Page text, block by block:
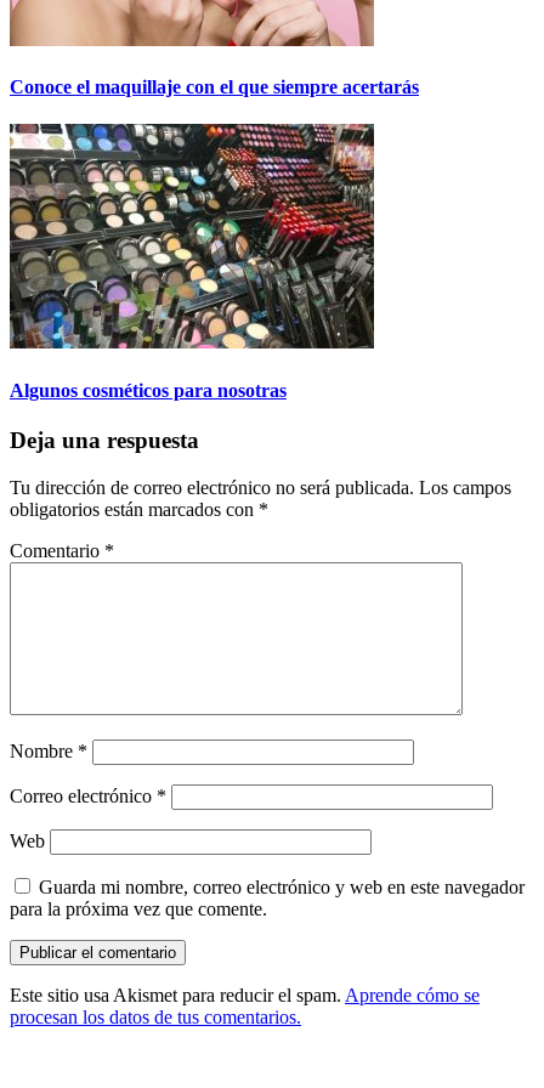
Conoce el maquillaje con el que siempre acertarás
Algunos cosméticos para nosotras
Deja una respuesta
Tu dirección de correo electrónico no será publicada. Los campos
obligatorios están marcados con *
Comentario *
Nombre *
Correo electrónico *
Web
Guarda mi nombre, correo electrónico y web en este navegador
para la próxima vez que comente.
Este sitio usa Akismet para reducir el spam. Aprende cómo se
procesan los datos de tus comentarios.